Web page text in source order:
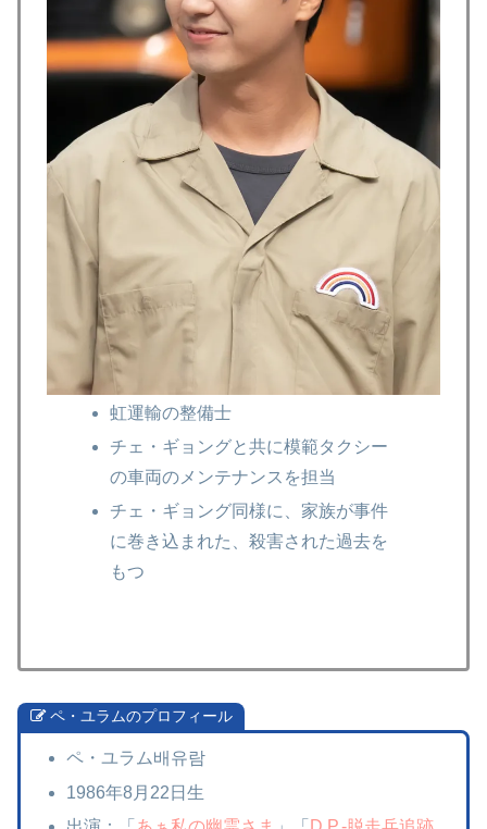
虹運輸の整備士
チェ・ギョングと共に模範タクシー
の車両のメンテナンスを担当
チェ・ギョング同様に、家族が事件
に巻き込まれた、殺害された過去を
もつ
ペ・ユラムのプロフィール
ペ・ユラム배유람
1986年8月22日生